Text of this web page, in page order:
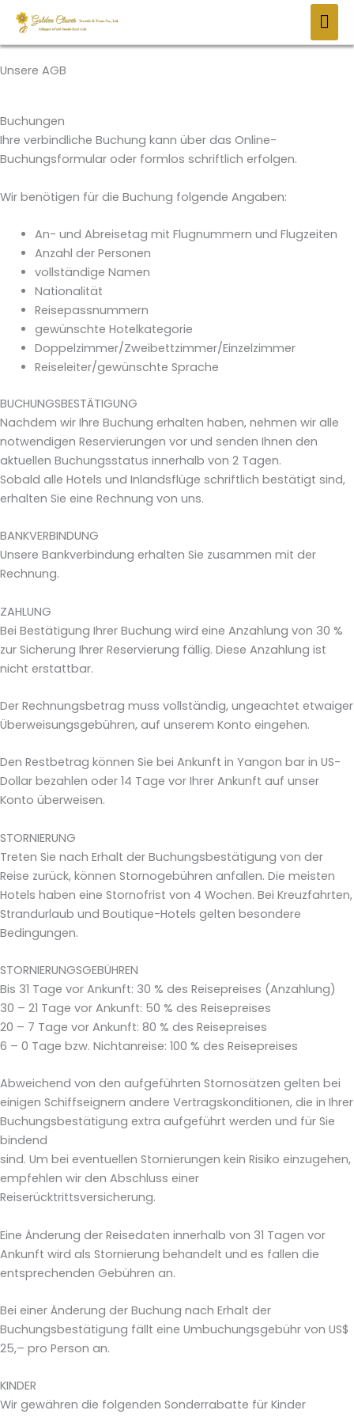
Zum
Inhalt
springen
Unsere AGB
Buchungen
Ihre verbindliche Buchung kann über das Online-
Buchungsformular oder formlos schriftlich erfolgen.
Wir benötigen für die Buchung folgende Angaben:
An- und Abreisetag mit Flugnummern und Flugzeiten
Anzahl der Personen
vollständige Namen
Nationalität
Reisepassnummern
gewünschte Hotelkategorie
Doppelzimmer/Zweibettzimmer/Einzelzimmer
Reiseleiter/gewünschte Sprache
BUCHUNGSBESTÄTIGUNG
Nachdem wir Ihre Buchung erhalten haben, nehmen wir alle
notwendigen Reservierungen vor und senden Ihnen den
aktuellen Buchungsstatus innerhalb von 2 Tagen.
Sobald alle Hotels und Inlandsflüge schriftlich bestätigt sind,
erhalten Sie eine Rechnung von uns.
BANKVERBINDUNG
Unsere Bankverbindung erhalten Sie zusammen mit der
Rechnung.
ZAHLUNG
Bei Bestätigung Ihrer Buchung wird eine Anzahlung von 30 %
zur Sicherung Ihrer Reservierung fällig. Diese Anzahlung ist
nicht erstattbar.
Der Rechnungsbetrag muss vollständig, ungeachtet etwaiger
Überweisungsgebühren, auf unserem Konto eingehen.
Den Restbetrag können Sie bei Ankunft in Yangon bar in US-
Dollar bezahlen oder 14 Tage vor Ihrer Ankunft auf unser
Konto überweisen.
STORNIERUNG
Treten Sie nach Erhalt der Buchungsbestätigung von der
Reise zurück, können Stornogebühren anfallen. Die meisten
Hotels haben eine Stornofrist von 4 Wochen. Bei Kreuzfahrten,
Strandurlaub und Boutique-Hotels gelten besondere
Bedingungen.
STORNIERUNGSGEBÜHREN
Bis 31 Tage vor Ankunft: 30 % des Reisepreises (Anzahlung)
30 – 21 Tage vor Ankunft: 50 % des Reisepreises
20 – 7 Tage vor Ankunft: 80 % des Reisepreises
6 – 0 Tage bzw. Nichtanreise: 100 % des Reisepreises
Abweichend von den aufgeführten Stornosätzen gelten bei
einigen Schiffseignern andere Vertragskonditionen, die in Ihrer
Buchungsbestätigung extra aufgeführt werden und für Sie
bindend
sind. Um bei eventuellen Stornierungen kein Risiko einzugehen,
empfehlen wir den Abschluss einer
Reiserücktrittsversicherung.
Eine Änderung der Reisedaten innerhalb von 31 Tagen vor
Ankunft wird als Stornierung behandelt und es fallen die
entsprechenden Gebühren an.
Bei einer Änderung der Buchung nach Erhalt der
Buchungsbestätigung fällt eine Umbuchungsgebühr von US$
25,– pro Person an.
KINDER
Wir gewähren die folgenden Sonderrabatte für Kinder